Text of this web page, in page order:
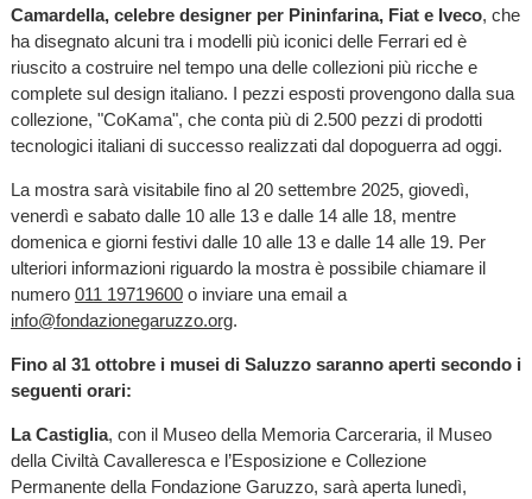
Camardella, celebre designer per Pininfarina, Fiat e Iveco, che
ha disegnato alcuni tra i modelli più iconici delle Ferrari ed è
riuscito a costruire nel tempo una delle collezioni più ricche e
complete sul design italiano. I pezzi esposti provengono dalla sua
collezione, "CoKama", che conta più di 2.500 pezzi di prodotti
tecnologici italiani di successo realizzati dal dopoguerra ad oggi.
La mostra sarà visitabile fino al 20 settembre 2025, giovedì,
venerdì e sabato dalle 10 alle 13 e dalle 14 alle 18, mentre
domenica e giorni festivi dalle 10 alle 13 e dalle 14 alle 19. Per
ulteriori informazioni riguardo la mostra è possibile chiamare il
numero 011 19719600o inviare una email a
info@fondazionegaruzzo.org.
Fino al 31 ottobre i musei di Saluzzo saranno aperti secondo i
seguenti orari:
La Castiglia, con il Museo della Memoria Carceraria, il Museo
della Civiltà Cavalleresca e l’Esposizione e Collezione
Permanente della Fondazione Garuzzo, sarà aperta lunedì,